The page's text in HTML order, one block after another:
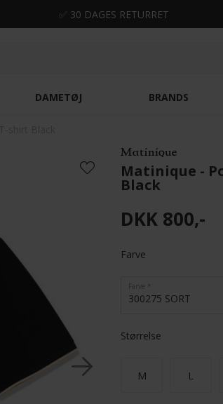
✅ 30 DAGES RETURRET
DAMETØJ BRANDS
Matinique -
Black
DKK 800,-
Farve
300275 SORT
Farve
Størrelse
M L